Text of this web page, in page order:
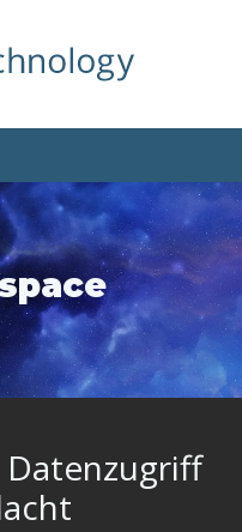
Datenzugriff